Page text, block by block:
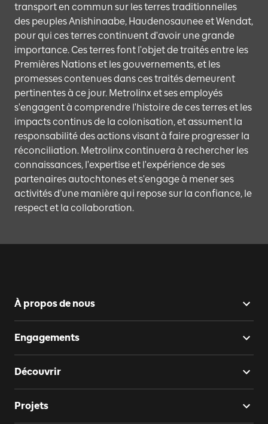
transport en commun sur les terres traditionnelles
des peuples Anishinaabe, Haudenosaunee et Wendat,
pour qui ces terres continuent d'avoir une grande
importance. Ces terres font l'objet de traités entre les
Premières Nations et les gouvernements, et les
promesses contenues dans ces traités demeurent
pertinentes à ce jour. Metrolinx et ses employés
s'engagent à comprendre l'histoire de ces terres et les
impacts continus de la colonisation, et assument la
responsabilité des actions visant à faire progresser la
réconciliation. Metrolinx continuera à rechercher les
connaissances, l'expertise et l'expérience de ses
partenaires autochtones et s'engage à mener ses
activités d’une manière qui repose sur la confiance, le
respect et la collaboration.
À propos de nous
Engagements
Découvrir
Projets